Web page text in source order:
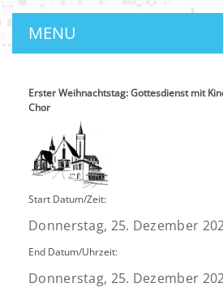
MENU
Erster Weihnachtstag: Gottesdienst mit
Chor
Start Datum/Zeit:
Donnerstag, 25. Dezember
End Datum/Uhrzeit:
Donnerstag, 25. Dezember